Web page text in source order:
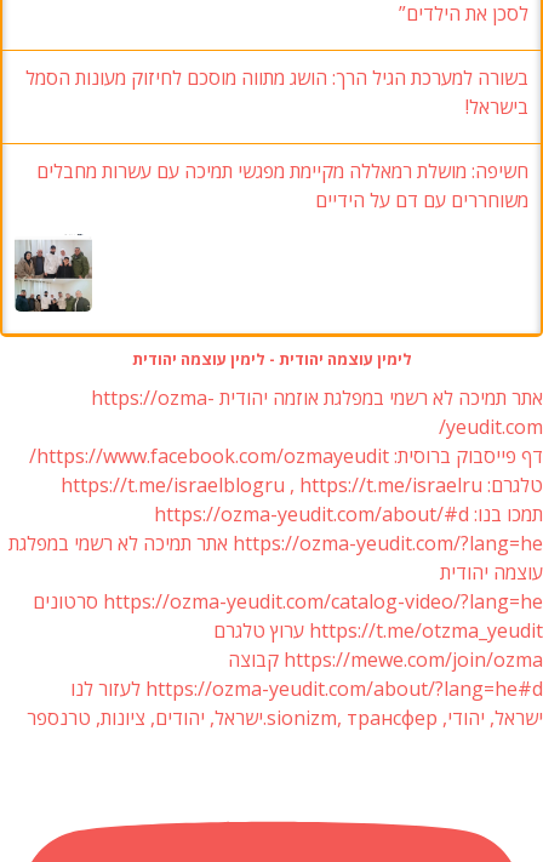
לסכן את הילדים”
בשורה למערכת הגיל הרך: הושג מתווה מוסכם לחיזוק מעונות הסמל
בישראל!
חשיפה: מושלת רמאללה מקיימת מפגשי תמיכה עם עשרות מחבלים
משוחררים עם דם על הידיים
לימין עוצמה יהודית - לימין עוצמה יהודית
אתר תמיכה לא רשמי במפלגת אוזמה יהודית https://ozma-
yeudit.com/
דף פייסבוק ברוסית: https://www.facebook.com/ozmayeudit/
טלגרם: https://t.me/israelblogru , https://t.me/israelru
תמכו בנו: https://ozma-yeudit.com/about/#d
https://ozma-yeudit.com/?lang=he אתר תמיכה לא רשמי במפלגת
עוצמה יהודית
https://ozma-yeudit.com/catalog-video/?lang=he סרטונים
https://t.me/otzma_yeudit ערוץ טלגרם
https://mewe.com/join/ozma קבוצה
https://ozma-yeudit.com/about/?lang=he#d לעזור לנו
ישראל, יהודי, sionizm, трансфер.ישראל, יהודים, ציונות, טרנספר